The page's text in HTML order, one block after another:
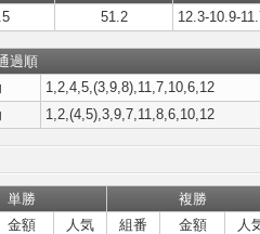
51.2 12.3-10.9-
過順
1,2,4,5,(3,9,8),11,7,10,6,12
1,2,(4,5),3,9,7,11,8,6,10,12
単勝
複勝
金額 人気 組番 金額
人